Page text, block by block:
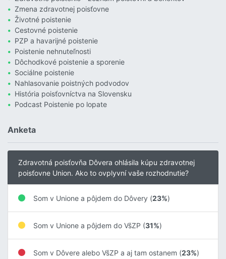
Zmena zdravotnej poisťovne
Životné poistenie
Cestovné poistenie
PZP a havarijné poistenie
Poistenie nehnuteľnosti
Dôchodkové poistenie a sporenie
Sociálne poistenie
Nahlasovanie poistných podvodov
História poisťovníctva na Slovensku
Podcast Poistenie po lopate
Anketa
Zdravotná poisťovňa Dôvera ohlásila kúpu zdravotnej
poisťovne Union. Ako to ovplyvní vaše rozhodnutie?
Som v Unione a pôjdem do Dôvery (23%)
Som v Unione a pôjdem do VšZP (31%)
Som v Dôvere alebo VšZP a aj tam ostanem (23%)